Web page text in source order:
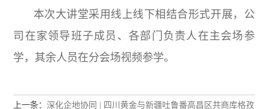
本次大讲堂采用线上线下相结合形式开展，公
司在家领导班子成员、各部门负责人在主会场参
学，其余人员在分会场视频参学。
上一条：深化企地协同 | 四川黄金与新疆吐鲁番高昌区共商库格孜